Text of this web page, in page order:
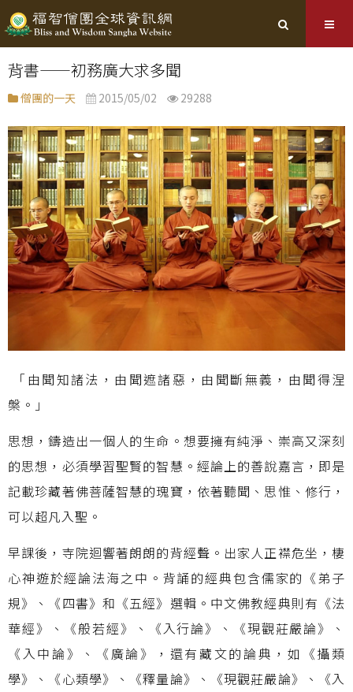
背書——初務廣大求多聞
僧團的一天 2015/05/02 29288
「由聞知諸法，由聞遮諸惡，由聞斷無義，由聞得涅
槃。」
思想，鑄造出一個人的生命。想要擁有純淨、崇高又深刻
的思想，必須學習聖賢的智慧。經論上的善說嘉言，即是
記載珍藏著佛菩薩智慧的瑰寶，依著聽聞、思惟、修行，
可以超凡入聖。
早課後，寺院迴響著朗朗的背經聲。出家人正襟危坐，棲
心神遊於經論法海之中。背誦的經典包含儒家的《弟子
規》、《四書》和《五經》選輯。中文佛教經典則有《法
華經》、《般若經》、《入行論》、《現觀莊嚴論》、
《入中論》、《廣論》，還有藏文的論典，如《攝類
學》、《心類學》、《釋量論》、《現觀莊嚴論》、《入